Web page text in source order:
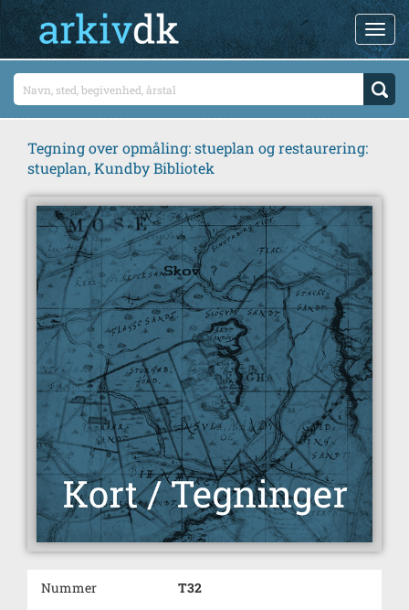
Tegning over opmåling: stueplan og restaurering:
stueplan, Kundby Bibliotek
Nummer
T32